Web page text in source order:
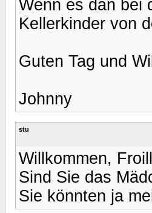
Wenn es dan bei
Kellerkinder von
Guten Tag und
Johnny
stu
Willkommen,
Sind Sie das
Sie könnten ja